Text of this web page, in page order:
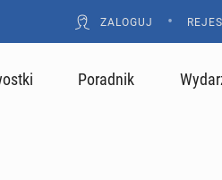
ZALOGUJ •
Poradnik